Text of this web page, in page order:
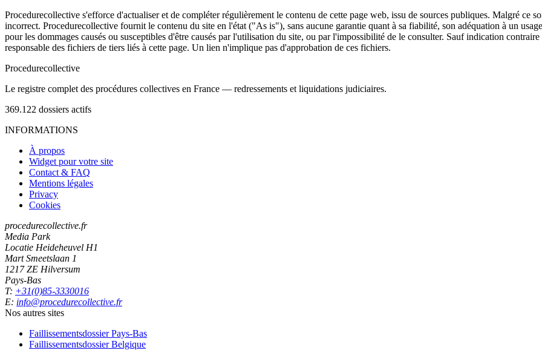
Procedurecollective s'efforce d'actualiser et de compléter régulièrement le contenu de cette page web, issu de sources publiques. Malgré ce
incorrect. Procedurecollective fournit le contenu du site en l'état ("As is"), sans aucune garantie quant à sa fiabilité, son adéquation à un
pour les dommages causés ou susceptibles d'être causés par l'utilisation du site, ou par l'impossibilité de le consulter. Sauf indication
responsable des fichiers de tiers liés à cette page. Un lien n'implique pas d'approbation de ces fichiers.
Procedurecollective
Le registre complet des procédures collectives en France — redressements et liquidations judiciaires.
369.122 dossiers actifs
INFORMATIONS
À propos
Widget pour votre site
Contact & FAQ
Mentions légales
Privacy
Cookies
procedurecollective.fr
Media Park
Locatie Heideheuvel H1
Mart Smeetslaan 1
1217 ZE Hilversum
Pays-Bas
T: +31(0)85-3330016
E: info@procedurecollective.fr
Nos autres sites
Faillissementsdossier Pays-Bas
Faillissementsdossier Belgique